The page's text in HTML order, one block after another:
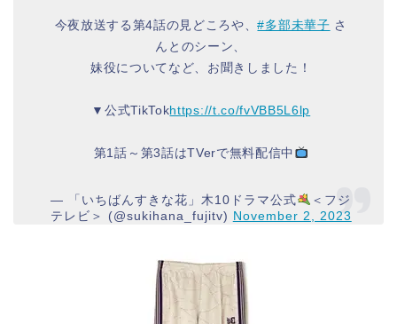
今夜放送する第4話の見どころや、#多部未華子 さ
んとのシーン、
妹役についてなど、お聞きしました！
▼公式TikTokhttps://t.co/fvVBB5L6lp
第1話～第3話はTVerで無料配信中
— 「いちばんすきな花」木10ドラマ公式
＜フジ
テレビ＞ (@sukihana_fujitv) November 2, 2023